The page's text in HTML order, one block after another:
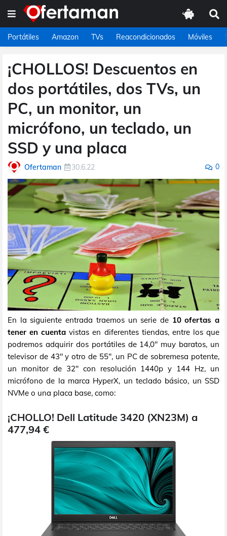
Portátiles Amazon TVs Reacondicionados Móviles
¡CHOLLOS! Descuentos en
dos portátiles, dos TVs, un
PC, un monitor, un
micrófono, un teclado, un
SSD y una placa
Ofertaman 30.6.22 0
En la siguiente entrada traemos un serie de 10 ofertas a
tener en cuenta vistas en diferentes tiendas, entre los que
podremos adquirir dos portátiles de 14,0" muy baratos, un
televisor de 43" y otro de 55", un PC de sobremesa potente,
un monitor de 32" con resolución 1440p y 144 Hz, un
micrófono de la marca HyperX, un teclado básico, un SSD
NVMe o una placa base, como:
¡CHOLLO! Dell Latitude 3420 (XN23M) a
477,94 €